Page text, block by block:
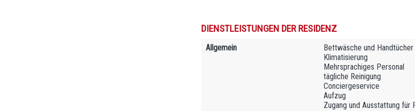
DIENSTLEISTUNGEN DER RESIDENZ
Allgemein
Bettwäsche und
Klimatisierung
Mehrsprachiges Personal
tägliche Reinigung
Conciergeservice
Aufzug
Zugang und Ausstattung